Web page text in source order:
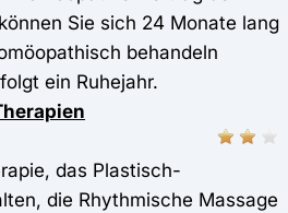
Sie sich 24 Monate lang
behandeln
ein Ruhejahr.
das Plastisch-
die Rhythmische Massage